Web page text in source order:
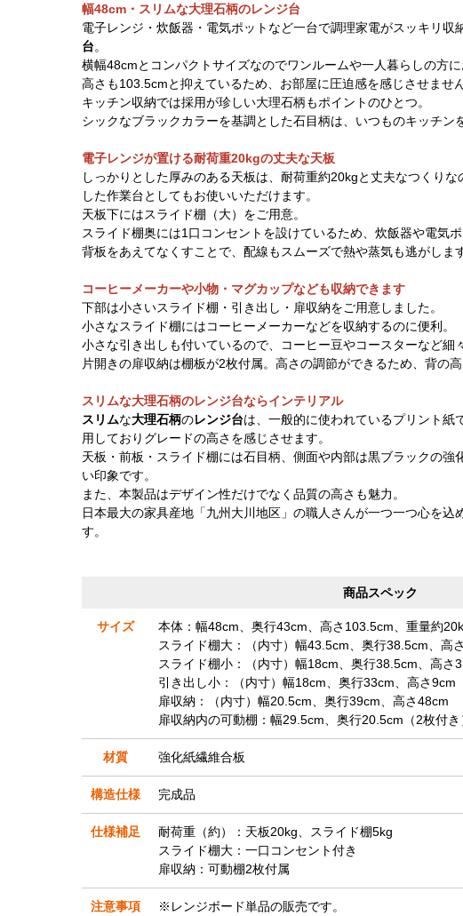
幅48cm・スリムな大理石柄のレンジ台
電子レンジ・炊飯器・電気ポットなど一台で調理家電がスッキリ収
台。
横幅48cmとコンパクトサイズなのでワンルームや一人暮らしの方に
高さも103.5cmと抑えているため、お部屋に圧迫感を感じさせません
キッチン収納では採用が珍しい大理石柄もポイントのひとつ。
シックなブラックカラーを基調とした石目柄は、いつものキッチン
電子レンジが置ける耐荷重20kgの丈夫な天板
しっかりとした厚みのある天板は、耐荷重約20kgと丈夫なつくり
した作業台としてもお使いいただけます。
天板下にはスライド棚（大）をご用意。
スライド棚奥には1口コンセントを設けているため、炊飯器や電気
背板をあえてなくすことで、配線もスムーズで熱や蒸気も逃がします
コーヒーメーカーや小物・マグカップなども収納できます
下部は小さいスライド棚・引き出し・扉収納をご用意しました。
小さなスライド棚にはコーヒーメーカーなどを収納するのに便利。
小さな引き出しも付いているので、コーヒー豆やコースターなど細
片開きの扉収納は棚板が2枚付属。高さの調節ができるため、背の高
スリムな大理石柄のレンジ台ならインテリアル
スリムな大理石柄のレンジ台は、一般的に使われているプリント紙
用しておりグレードの高さを感じさせます。
天板・前板・スライド棚には石目柄、側面や内部は黒ブラックの強
い印象です。
また、本製品はデザイン性だけでなく品質の高さも魅力。
日本最大の家具産地「九州大川地区」の職人さんが一つ一つ心を込
す。
商品スペック
サイズ
本体：幅48cm、奥行43cm、高さ103.5cm、重量約
スライド棚大：（内寸）幅43.5cm、奥行38.5cm、高
スライド棚小：（内寸）幅18cm、奥行38.5cm、高さ
引き出し小：（内寸）幅18cm、奥行33cm、高さ9cm
扉収納：（内寸）幅20.5cm、奥行39cm、高さ48cm
扉収納内の可動棚：幅29.5cm、奥行20.5cm（2枚付き
材質 強化紙繊維合板
構造仕様 完成品
仕様補足
耐荷重（約）：天板20kg、スライド棚5kg
スライド棚大：一口コンセント付き
扉収納：可動棚2枚付属
注意事項
※レンジボード単品の販売です。